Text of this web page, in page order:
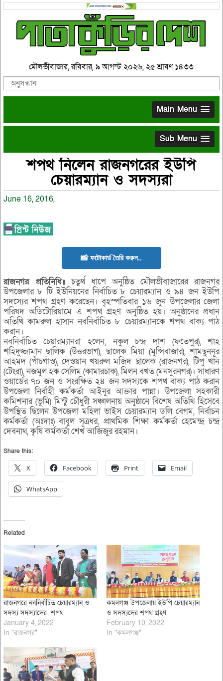
মৌলভীবাজার, রবিবার, ৯ আগস্ট ২০২৬, ২৫ শ্রাবণ ১৪৩৩
Main Menu
Sub Menu
শপথ নিলেন রাজনগরের ইউপি
চেয়ারম্যান ও সদস্যরা
June 16, 2016,
📸 ফটোকার্ড তৈরি করুন..
রাজনগর প্রতিনিধি॥চতুর্থ ধাপে অনুষ্ঠিত মৌলভীবাজারের রাজনগর
উপজেলার ৮ টি ইউনিয়নের নির্বাচিত ৮ চেয়ারম্যান ও ৯৪ জন ইউপি
সদস্যের শপথ গ্রহণ করেছেন। বৃহস্পতিবার ১৬ জুন উপজেলার জেলা
পরিষদ অডিটোরিয়ামে এ শপথ গ্রহণ অনুষ্ঠিত হয়। অনুষ্ঠানের প্রধান
অতিথি কামরুল হাসান নবনির্বাচিত ৮ চেয়ারম্যানকে শপথ বাক্য পাঠ
করান।
নবনির্বাচিত চেয়ারম্যানরা হলেন, নকুল চন্দ্র দাশ (ফতেপুর), শাহ
শহিদুজ্জামান ছালিক (উত্তরভাগ), ছালেক মিয়া (মুন্সিবাজার), শামছুননূর
আহমদ (পাঁচগাঁও), দেওয়ান খয়রুল মজিদ ছালেক (রাজনগর), টিপু খান
(টেংরা), নজমুল হক সেলিম (কামারচাক), মিলন বখত (মনসুরনগর)। সাধারণ
ওয়ার্ডের ৭০ জন ও সংরক্ষিত ২৪ জন সদস্যকে শপথ বাক্য পাঠ করান
উপজেলা নির্বাহী কর্মকর্তা আইনুর আক্তার পান্না। উপজেলা সহকারী
কমিশনার (ভূমি) মিন্টু চৌধুরী সঞ্চালনায় অনুষ্ঠানে বিশেষ অতিথি হিসেবে
উপস্থিত ছিলেন উপজেলা মহিলা ভাইস চেয়ারম্যান ডলি বেগম, নির্বাচন
কর্মকর্তা (অঃদাঃ) বাবুল সূত্রধর, প্রাথমিক শিক্ষা কর্মকর্তা হেমেন্দ্র চন্দ্র
দেবনাথ, কৃষি কর্মকর্তা শেখ আজিজুর রহমান।
Share this:
X Facebook Print Email
WhatsApp
Related
রাজনগরে নবনির্বাচিত চেয়ারম্যান ও
সদস্য সদস্যাদের শপথ
January 4, 2022
In "রাজনগর"
কমলগঞ্জ উপজেলায় ইউপি চেয়ারম্যান
ও সদস্যদের শপথ গ্রহণ
February 10, 2022
In "কমলগঞ্জ"